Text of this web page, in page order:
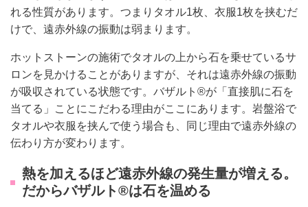
れる性質があります。つまりタオル1枚、衣服1枚を挟むだ
けで、遠赤外線の振動は弱まります。
ホットストーンの施術でタオルの上から石を乗せているサ
ロンを見かけることがありますが、それは遠赤外線の振動
が吸収されている状態です。バザルト®が「直接肌に石を
当てる」ことにこだわる理由がここにあります。岩盤浴で
タオルや衣服を挟んで使う場合も、同じ理由で遠赤外線の
伝わり方が変わります。
熱を加えるほど遠赤外線の発生量が増える。
だからバザルト®は石を温める